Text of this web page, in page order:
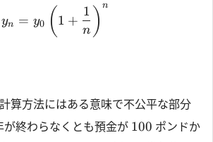
yn = y0 ( 1 +
n
1 ) n
算方法にはある意味で不公平な部分
が終わらなくとも預金が 100 ポンドか